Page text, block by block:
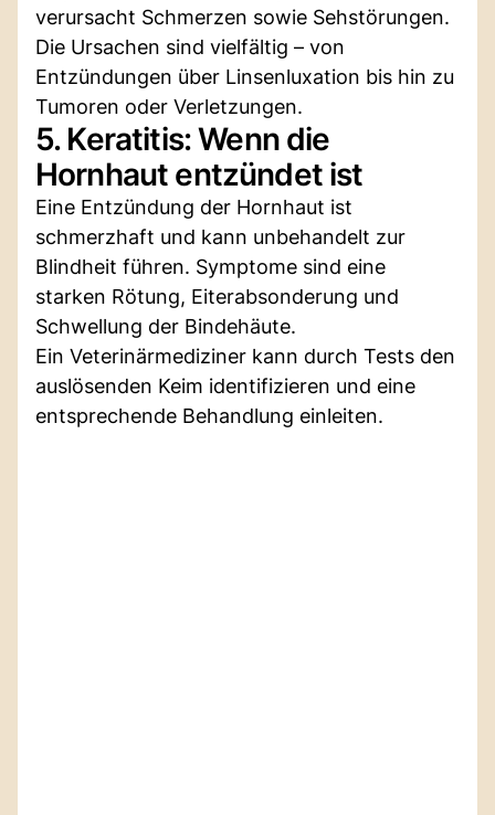
verursacht Schmerzen sowie Sehstörungen.
Die Ursachen sind vielfältig – von
Entzündungen über Linsenluxation bis hin zu
Tumoren oder Verletzungen.
5. Keratitis: Wenn die
Hornhaut entzündet ist
Eine Entzündung der Hornhaut ist
schmerzhaft und kann unbehandelt zur
Blindheit führen. Symptome sind eine
starken Rötung, Eiterabsonderung und
Schwellung der Bindehäute.
Ein Veterinärmediziner kann durch Tests den
auslösenden Keim identifizieren und eine
entsprechende Behandlung einleiten.